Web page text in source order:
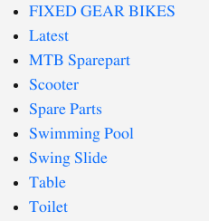
FIXED GEAR BIKES
Latest
MTB Sparepart
Scooter
Spare Parts
Swimming Pool
Swing Slide
Table
Toilet